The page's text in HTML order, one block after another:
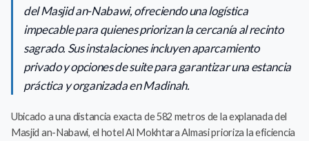
del Masjid an-Nabawi, ofreciendo una logística
impecable para quienes priorizan la cercanía al recinto
sagrado. Sus instalaciones incluyen aparcamiento
privado y opciones de suite para garantizar una estancia
práctica y organizada en Madinah.
Ubicado a una distancia exacta de 582 metros de la explanada del
Masjid an-Nabawi, el hotel Al Mokhtara Almasi prioriza la eficiencia